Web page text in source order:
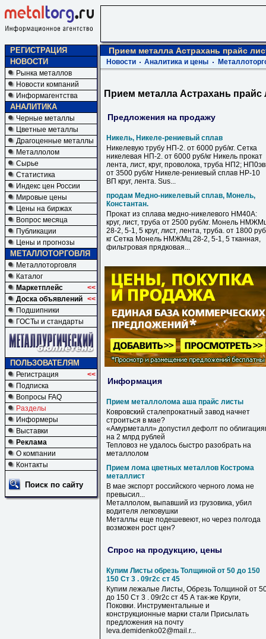
РЕГИСТРАЦИЯ
НОВОСТИ
Рынка металлов
Новости компаний
Информагентства
АНАЛИТИКА
Черные металлы
Цветные металлы
Драгоценные металлы
Металлолом
Сырье
Статистика
Индекс цен России
Мировые цены
Цены на биржах
Вопрос месяца
Публикации
Цены и прогнозы
МЕТАЛЛОТОРГОВЛЯ
Металлоторговля
Каталог
Маркетплейс
<<
Доска объявлений <<
Подшипники
ГОСТы и стандарты
ПОЛЬЗОВАТЕЛЯМ
Регистрация
<<
Подписка
Вопросы FAQ
Разделы
Информеры
Выставки
Реклама
О компании
Контакты
Поиск по сайту
Прием металла Астрахань прайс
Новости Аналитика и цены
Прием металла Астрахань прайс
Предложения на продажу
Никель, Никеле-рениевый сплав
Никелевую трубу НП-2. от 6000 руб/кг. Сетка
никелевая НП-2. от 6000 руб/кг Никель прокат
лента, лист, круг, проволока, труба НП2;
от 3500 руб/кг Никеле-рениевый сплав НР-10
ВП круг, лента. Sus...
продам Медно-никелевый сплав, Монель,
Константан.
Прокат из сплава медно-никелевого НМ40А:
круг, лист, труба от 2500 руб/кг. Монель
28-2, 5-1, 5 круг, лист, лента, труба. от 1800
кг Сетка Монель НМЖМц 28-2, 5-1, 5 тканная,
фильтровая прядковая...
Информация
Прием металлолома аша прайс листы
Ковровский сталепрокатный завод начнет
строиться в мае?
«Амурметалл» допустил дефолт по
на 2 млрд рублей
Тепловоз не удалось быстро разобрать на
металлолом
Прием лома цветных металлов Кострома
металлист
В мае экспорт российского черного лома не
превысил...
Металлолом, выпавший из грузовика, убил
водителя легковушки
Металлы еще подешевеют, но через полгода
возможен рост цен?
Спрос на продукцию, цены
Купим Листы обрезь Толщиной от 50 до 150
150 Ст 3 . 09г2с ст 45
Купим лежалые Листы, Обрезь Толщиной от
до 150 Ст 3 . 09г2с ст 45 А так-же Круги,
Поковки. Инструментальные и
конструкционные марки стали Присылать
предложения на почту
leva.demidenko02@mail.r...